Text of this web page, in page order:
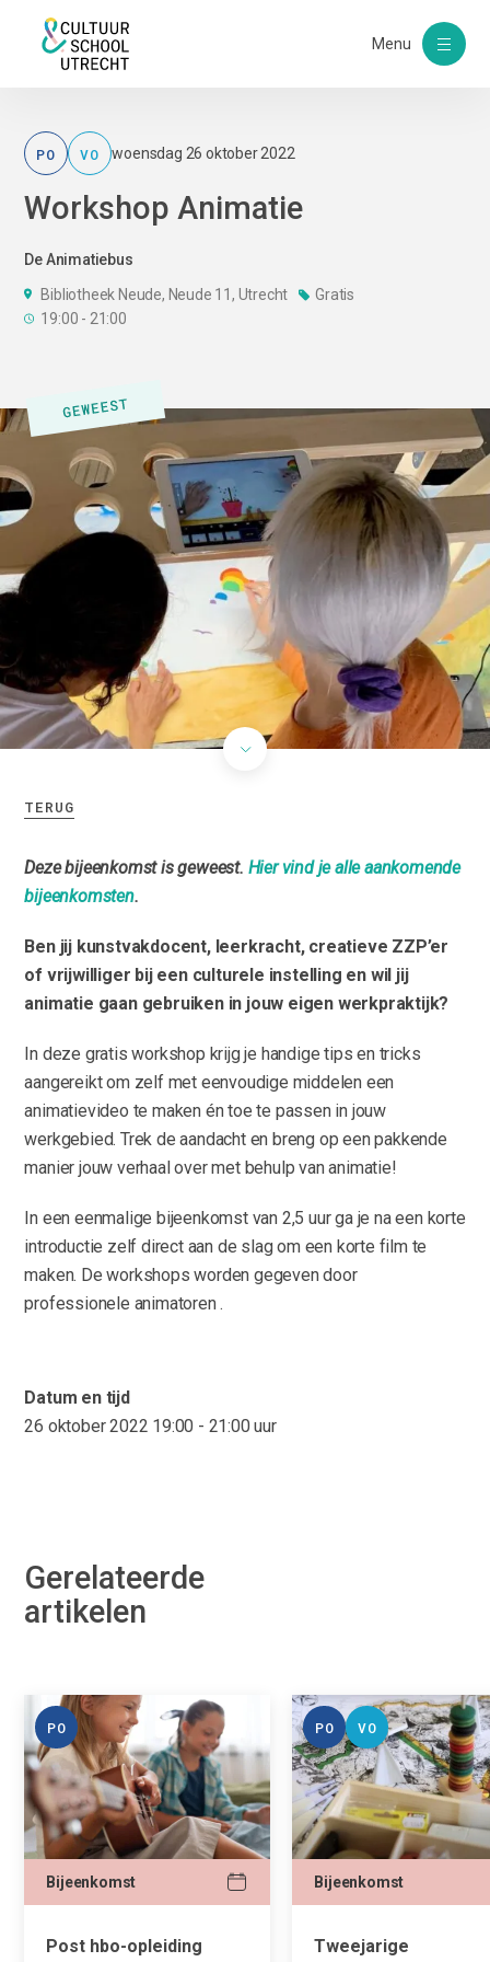
Menu
PO VO woensdag 26 oktober 2022
Workshop Animatie
De Animatiebus
Bibliotheek Neude, Neude 11, Utrecht
Gratis
19:00 - 21:00
TERUG
Deze bijeenkomst is geweest. Hier vind je alle aankomende
bijeenkomsten.
Ben jij kunstvakdocent, leerkracht, creatieve ZZP’er
of vrijwilliger bij een culturele instelling en wil jij
animatie gaan gebruiken in jouw eigen werkpraktijk?
In deze gratis workshop krijg je handige tips en tricks
aangereikt om zelf met eenvoudige middelen een
animatievideo te maken én toe te passen in jouw
werkgebied. Trek de aandacht en breng op een pakkende
manier jouw verhaal over met behulp van animatie!
In een eenmalige bijeenkomst van 2,5 uur ga je na een korte
introductie zelf direct aan de slag om een korte film te
maken. De workshops worden gegeven door
professionele animatoren .
Datum en tijd
26 oktober 2022 19:00 - 21:00 uur
Gerelateerde
artikelen
PO
Bijeenkomst
Post hbo-opleiding
PO VO
Bijeenkomst
Tweejarige